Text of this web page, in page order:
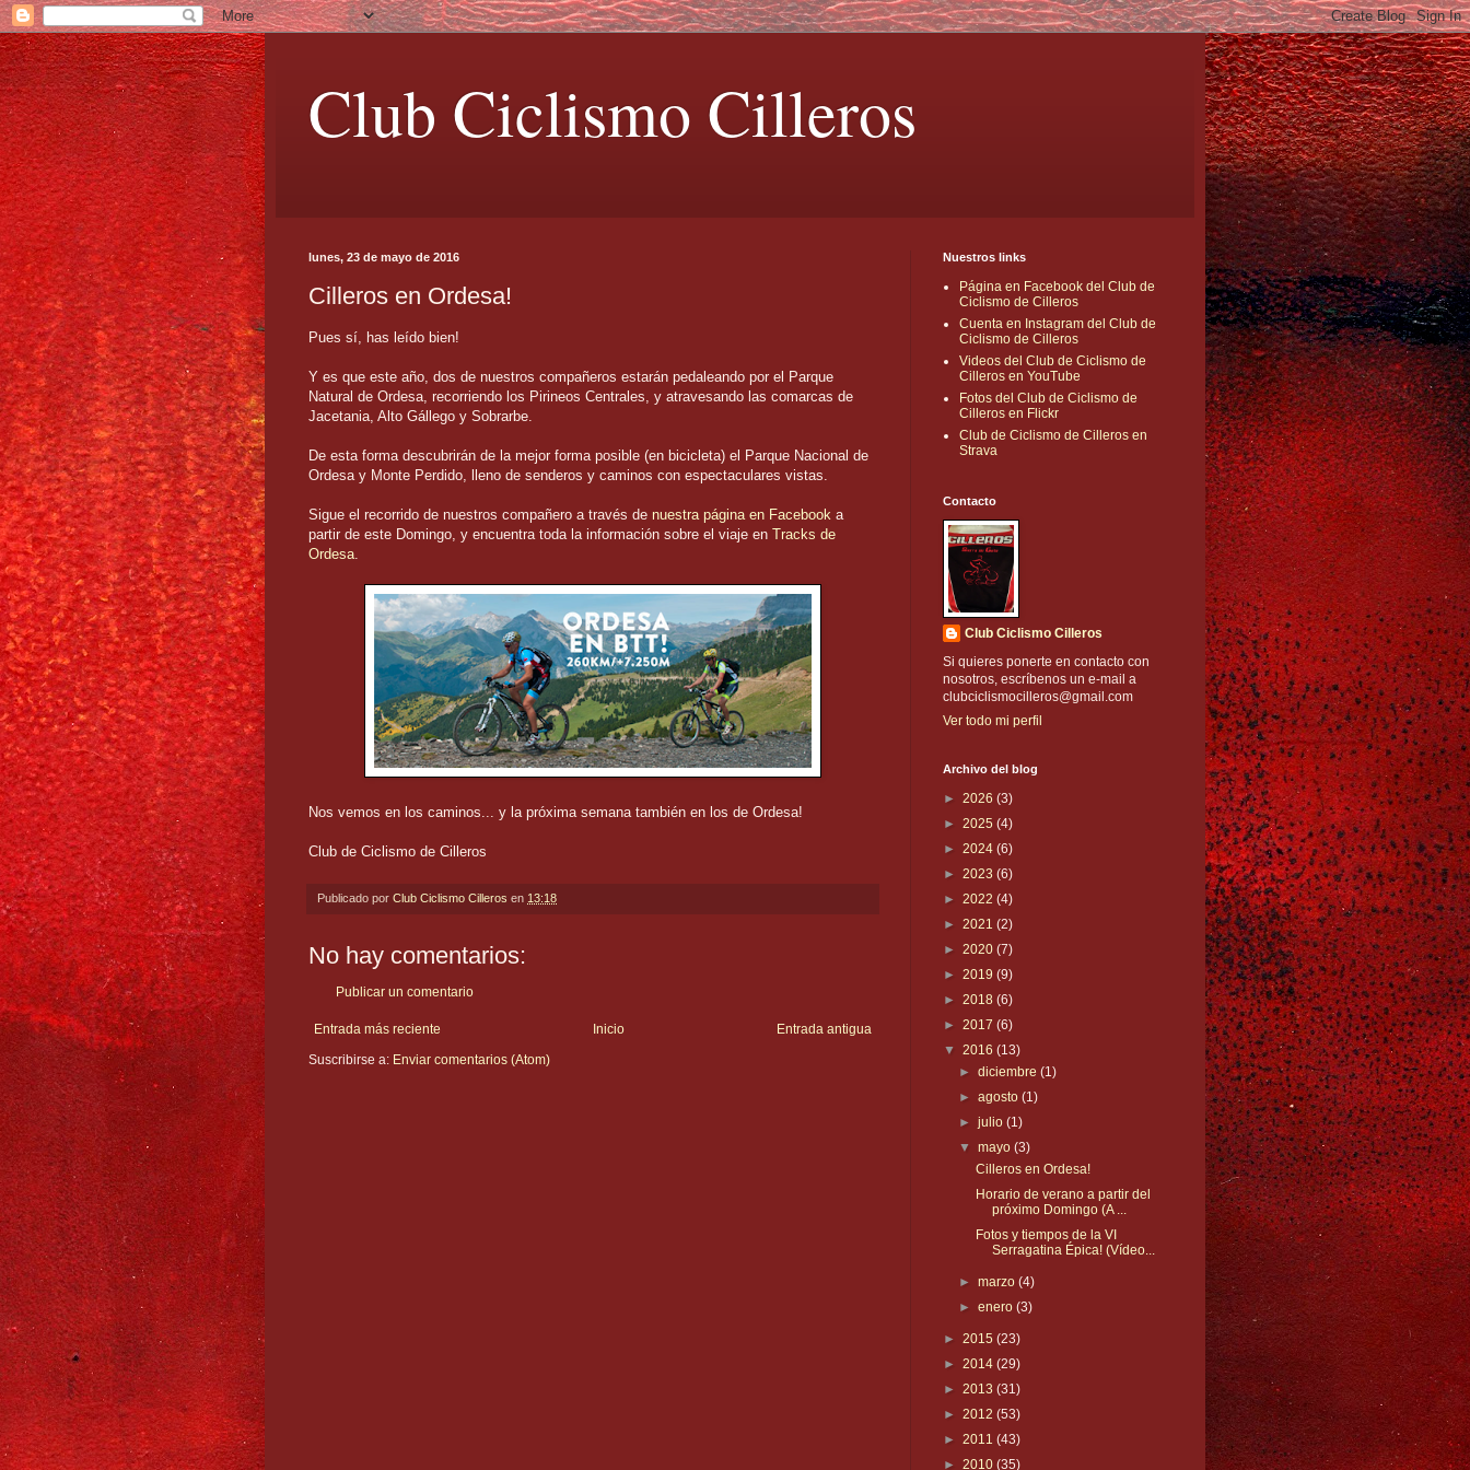
Club Ciclismo Cilleros
lunes, 23 de mayo de 2016
Cilleros en Ordesa!
Pues sí, has leído bien!
Y es que este año, dos de nuestros compañeros estarán pedaleando por el Parque
Natural de Ordesa, recorriendo los Pirineos Centrales, y atravesando las comarcas de
Jacetania, Alto Gállego y Sobrarbe.
De esta forma descubrirán de la mejor forma posible (en bicicleta) el Parque Nacional de
Ordesa y Monte Perdido, lleno de senderos y caminos con espectaculares vistas.
Sigue el recorrido de nuestros compañero a través de nuestra página en Facebook a
partir de este Domingo, y encuentra toda la información sobre el viaje en Tracks de
Ordesa
Nos vemos en los caminos... y la próxima semana también en los de Ordesa!
Club de Ciclismo de Cilleros
Publicado por Club Ciclismo Cilleros en 13:18
No hay comentarios:
Publicar un comentario
Entrada más reciente Entrada antigua
Inicio
Suscribirse a: Enviar comentarios (Atom)
Nuestros links
Página en Facebook del Club de
Ciclismo de Cilleros
Cuenta en Instagram del Club de
Ciclismo de Cilleros
Videos del Club de Ciclismo de
Cilleros en YouTube
Fotos del Club de Ciclismo de
Cilleros en Flickr
Club de Ciclismo de Cilleros en
Strava
Contacto
Club Ciclismo Cilleros
Si quieres ponerte en contacto con
nosotros, escríbenos un e-mail a
clubciclismocilleros@gmail.com
Ver todo mi perfil
Archivo del blog
► 2026 (3)
► 2025 (4)
► 2024 (6)
► 2023 (6)
► 2022 (4)
► 2021 (2)
► 2020 (7)
► 2019 (9)
► 2018 (6)
► 2017 (6)
▼ 2016 (13)
►diciembre(1)
►agosto(1)
►julio(1)
▼mayo(3)
Cilleros en Ordesa!
Horario de verano a partir del
próximo Domingo (A ...
Fotos y tiempos de la VI
Serragatina Épica! (Vídeo...
►marzo(4)
►enero(3)
► 2015 (23)
► 2014 (29)
► 2013 (31)
► 2012 (53)
► 2011 (43)
► 2010 (35)